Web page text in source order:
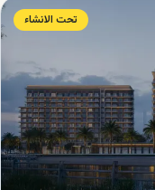
يمكنك
العربية
تحت الانشاء